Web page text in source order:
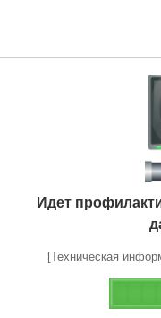
Идет
[Техническая